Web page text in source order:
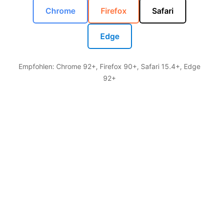
Chrome Firefox Safari
Edge
Empfohlen: Chrome 92+, Firefox 90+, Safari 15.4+, Edge
92+